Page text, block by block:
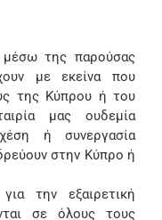
της παρούσας
με εκείνα που
της Κύπρου ή του
μας ουδεμία
ή συνεργασία
στην Κύπρο ή
την εξαιρετική
σε όλους τους